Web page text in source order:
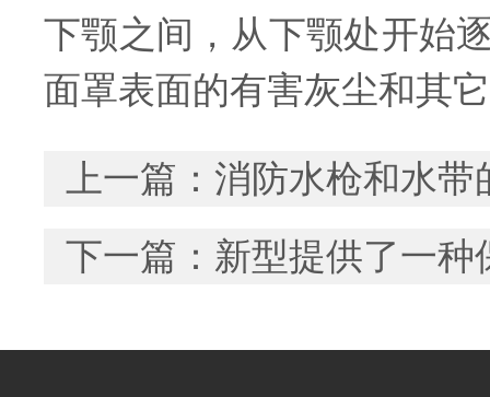
下颚之间，从下颚处开始
面罩表面的有害灰尘和其
上一篇： 消防水枪和水带
下一篇： 新型提供了一种